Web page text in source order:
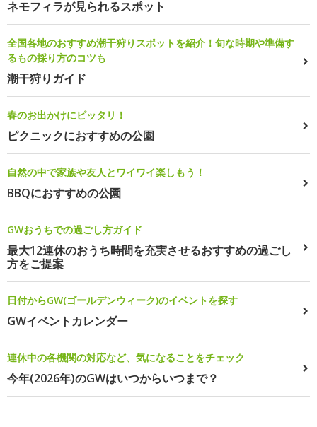
ネモフィラが見られるスポット
全国各地のおすすめ潮干狩りスポットを紹介！旬な時期や準備す
るもの採り方のコツも
潮干狩りガイド
春のお出かけにピッタリ！
ピクニックにおすすめの公園
自然の中で家族や友人とワイワイ楽しもう！
BBQにおすすめの公園
GWおうちでの過ごし方ガイド
最大12連休のおうち時間を充実させるおすすめの過ごし
方をご提案
日付からGW(ゴールデンウィーク)のイベントを探す
GWイベントカレンダー
連休中の各機関の対応など、気になることをチェック
今年(2026年)のGWはいつからいつまで？